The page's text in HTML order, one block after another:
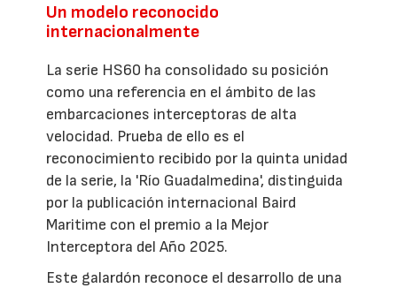
Un modelo reconocido
internacionalmente
La serie HS60 ha consolidado su posición
como una referencia en el ámbito de las
embarcaciones interceptoras de alta
velocidad. Prueba de ello es el
reconocimiento recibido por la quinta unidad
de la serie, la 'Río Guadalmedina', distinguida
por la publicación internacional Baird
Maritime con el premio a la Mejor
Interceptora del Año 2025.
Este galardón reconoce el desarrollo de una